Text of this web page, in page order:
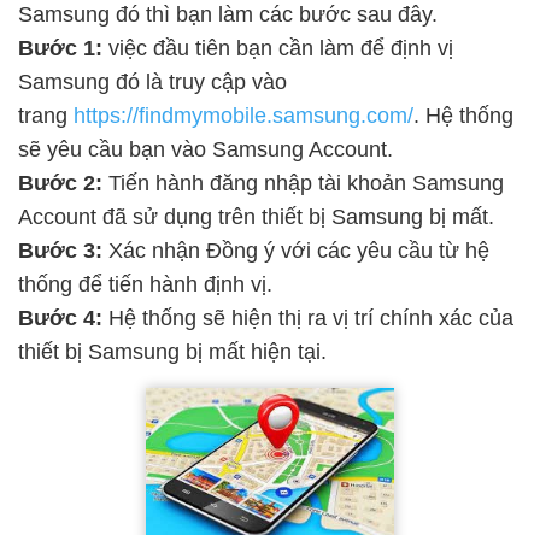
Samsung đó thì bạn làm các bước sau đây.
Bước 1: việc đầu tiên bạn cần làm để định vị
Samsung đó là truy cập vào
trang https://findmymobile.samsung.com/. Hệ thống
sẽ yêu cầu bạn vào Samsung Account.
Bước 2: Tiến hành đăng nhập tài khoản Samsung
Account đã sử dụng trên thiết bị Samsung bị mất.
Bước 3: Xác nhận Đồng ý với các yêu cầu từ hệ
thống để tiến hành định vị.
Bước 4: Hệ thống sẽ hiện thị ra vị trí chính xác của
thiết bị Samsung bị mất hiện tại.